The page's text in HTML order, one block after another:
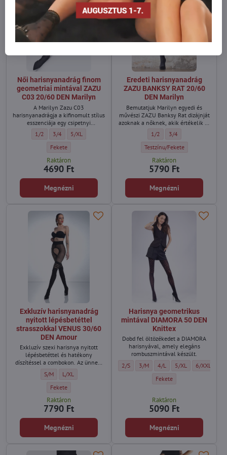
Női harisnyanadrág finom
geometriai mintával ZAZU
C03 20/60 DEN Marilyn
A Marilyn Zazu C03
harisnyanadrágja a kifinomult stílus
esszenciája egy csipetnyi
Női harisnyanadrág finom geometriai mintával ZAZU C03 20/60 DEN
1/2 Női harisnyanadrág finom geometriai mintával ZAZU C03 20/60
3/4 Női harisnyanadrág finom geometriai mintával ZAZU C03
5/XL
Női harisnyanadrág finom geometriai mintával ZAZU C03 20/60
Fekete
Raktáron
4690 Ft
Megnézni
Eredeti harisnyanadrág
ZAZU BANKSY RAT 20/60
DEN Marilyn
Bemutatjuk Marilyn egyedi és
művészi ZAZU Banksy Rat dizájnját
azoknak a nőknek, akik értékelik az
Marilyn Banksy jellegzetes
stílusával kombinálva új dimenziót
kínál a női harisnyanadrágok
világában.
Eredeti harisnyanadrág
1/2 Eredeti
3/4
Eredeti harisnyanadrág ZAZU
Testzínu/Fekete
Raktáron
5790 Ft
Megnézni
Exkluzív harisnyanadrág
nyitott lépésbetéttel
strasszokkal VENUS 30/60
DEN Amour
Exkluzív szexi harisnya nyitott
lépésbetéttel és hatékony
díszítéssel a combokon. Az ünnepi
lennie...
Exkluzív harisnyanadrág nyitott lépésbetéttel strasszokkal VENUS 30/
S/M Exkluzív harisnyanadrág nyitott lépésbetéttel strasszokkal
L/XL
Exkluzív harisnyanadrág nyitott lépésbetéttel strasszokkal VENUS
Fekete
Raktáron
7790 Ft
Megnézni
Harisnya geometrikus
mintával DIAMORA 50 DEN
Knittex
Dobd fel öltözékedet a DIAMORA
harisnyával, amely elegáns
rombuszmintával készült.
Harisnya geometrikus mintával
2/S Harisnya geometrikus mintával
3/M Harisnya geometrikus
4/L Harisnya
5/XL Harisnya
6/XXL
Harisnya geometrikus
Fekete
Raktáron
5090 Ft
Megnézni